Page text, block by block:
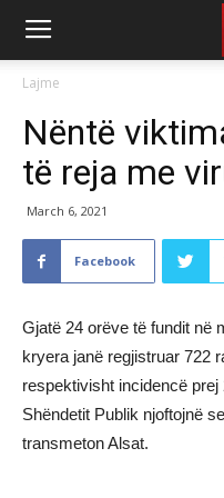
Lajme
Nëntë
të reja me
March 6, 2021
Facebook
Gjatë 24 orëve të fundit në
kryera janë regjistruar 722
respektivisht incidencë
Shëndetit Publik njoftojnë
transmeton Alsat.